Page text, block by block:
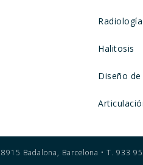
Halitosis
Diseño
Badalona, Barcelona • T. 933